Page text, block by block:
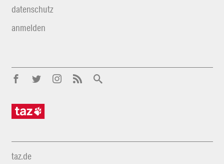
datenschutz
anmelden
taz.de